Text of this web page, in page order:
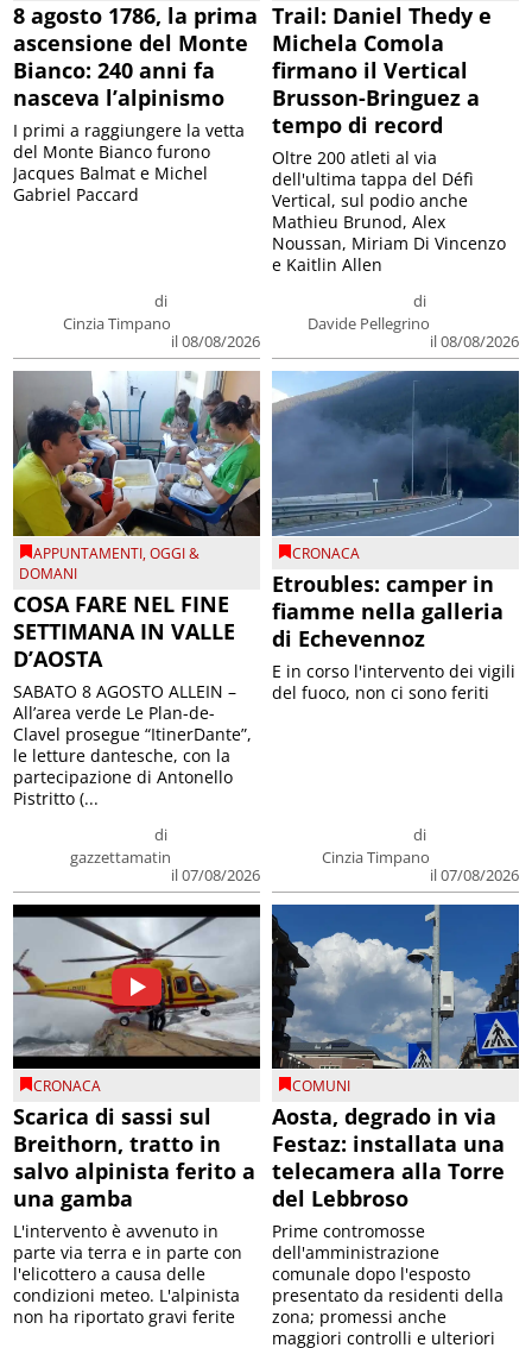
8 agosto 1786, la prima
ascensione del Monte
Bianco: 240 anni fa
nasceva l’alpinismo
di
Cinzia Timpano
il 08/08/2026
I primi a raggiungere la vetta
del Monte Bianco furono
Jacques Balmat e Michel
Gabriel Paccard
Trail: Daniel Thedy e
Michela Comola
firmano il Vertical
Brusson-Bringuez a
tempo di record
di
Davide Pellegrino
il 08/08/2026
Oltre 200 atleti al via
dell'ultima tappa del Défì
Vertical, sul podio anche
Mathieu Brunod, Alex
Noussan, Miriam Di Vincenzo
e Kaitlin Allen
APPUNTAMENTI,OGGI &
DOMANI
COSA FARE NEL FINE
SETTIMANA IN VALLE
D’AOSTA
di
gazzettamatin
il 07/08/2026
SABATO 8 AGOSTO ALLEIN –
All’area verde Le Plan-de-
Clavel prosegue “ItinerDante”,
le letture dantesche, con la
partecipazione di Antonello
Pistritto (...
CRONACA
Etroubles: camper in
fiamme nella galleria
di Echevennoz
di
Cinzia Timpano
il 07/08/2026
E in corso l'intervento dei vigili
del fuoco, non ci sono feriti
CRONACA
Scarica di sassi sul
Breithorn, tratto in
salvo alpinista ferito a
una gamba
L'intervento è avvenuto in
parte via terra e in parte con
l'elicottero a causa delle
condizioni meteo. L'alpinista
non ha riportato gravi ferite
COMUNI
Aosta, degrado in via
Festaz: installata una
telecamera alla Torre
del Lebbroso
Prime contromosse
dell'amministrazione
comunale dopo l'esposto
presentato da residenti della
zona; promessi anche
maggiori controlli e ulteriori